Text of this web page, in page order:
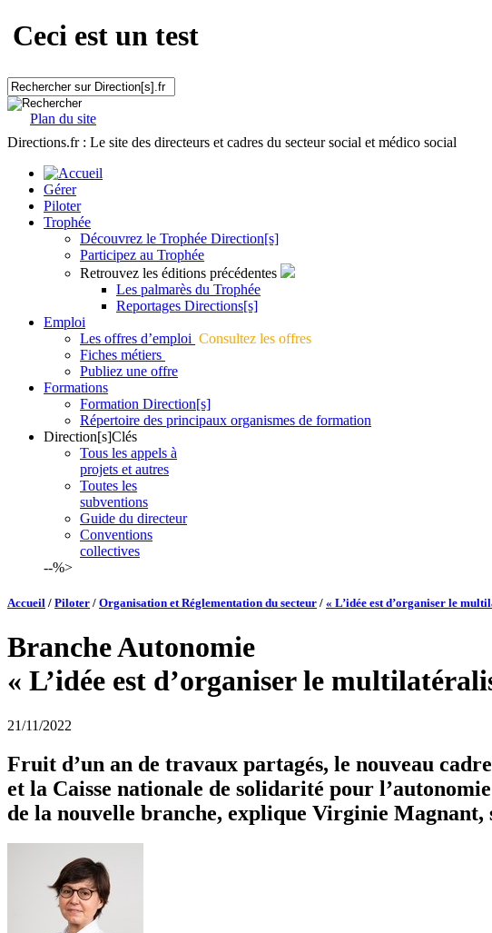
Ceci est un test
Plan du site
Directions.fr : Le site des directeurs et cadres du secteur social et médico social
Gérer
Piloter
Trophée
Découvrez le Trophée Direction[s]
Participez au Trophée
Retrouvez les éditions précédentes
Les palmarès du Trophée
Reportages Directions[s]
Emploi
Les offres d’emploi Consultez les offres
Fiches métiers
Publiez une offre
Formations
Formation Direction[s]
Répertoire des principaux organismes de formation
Direction[s]Clés
Tous les appels à
projets et autres
Toutes les
subventions
Guide du directeur
Conventions
collectives
--%>
Accueil / Piloter / Organisation et Réglementation du secteur / « L’idée est d’organiser le
Branche Autonomie
« L’idée est d’organiser le
21/11/2022
Fruit d’un an de travaux partagés, le nouveau
et la Caisse nationale de solidarité pour
de la nouvelle branche, explique Virginie Magnant,